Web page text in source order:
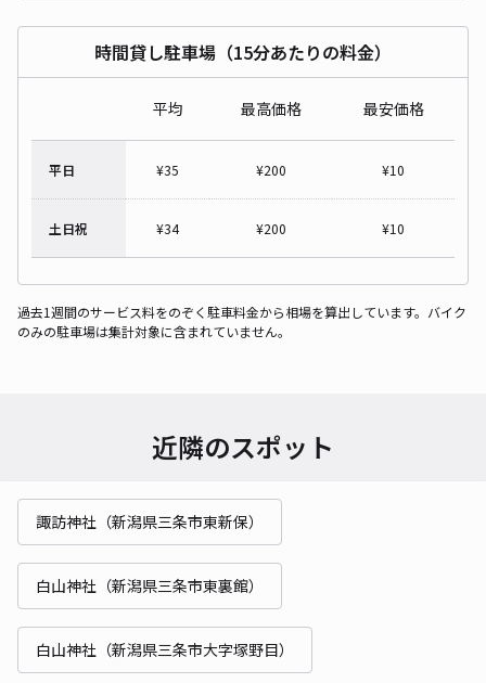
時間貸し駐車場（15分あたりの料金）
平均 最高価格 最安価格
平日 ¥35 ¥200 ¥10
土日祝 ¥34 ¥200 ¥10
過去1週間のサービス料をのぞく駐車料金から相場を算出しています。バイク
のみの駐車場は集計対象に含まれていません。
近隣のスポット
諏訪神社（新潟県三条市東新保）
白山神社（新潟県三条市東裏館）
白山神社（新潟県三条市大字塚野目）